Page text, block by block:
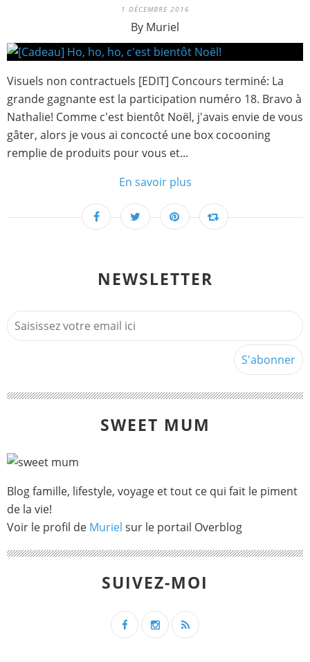
1 DÉCEMBRE 2016
By Muriel
Visuels non contractuels [EDIT] Concours terminé: La
grande gagnante est la participation numéro 18. Bravo à
Nathalie! Comme c'est bientôt Noël, j'avais envie de vous
gâter, alors je vous ai concocté une box cocooning
remplie de produits pour vous et...
En savoir plus
NEWSLETTER
SWEET MUM
Blog famille, lifestyle, voyage et tout ce qui fait le piment
de la vie!
Voir le profil de Muriel sur le portail Overblog
SUIVEZ-MOI